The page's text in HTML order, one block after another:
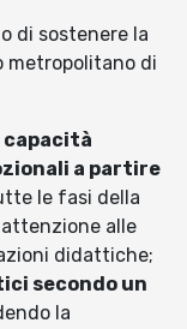
di sostenere la
metropolitano di
capacità
a partire
le fasi della
alle
didattiche;
secondo un
la